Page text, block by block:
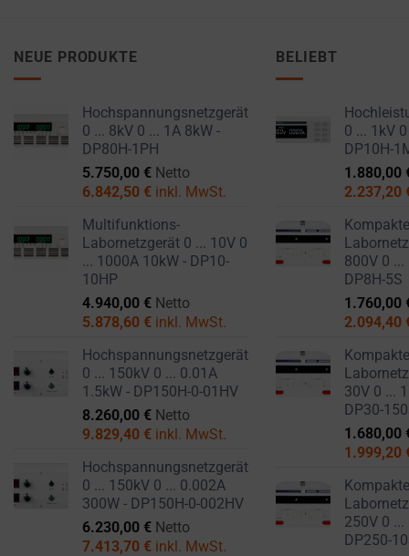
NEUE PRODUKTE
Hochspannungsnetzgerät
0 ... 8kV 0 ... 1A 8kW -
DP80H-1PH
5.750,00 € Netto
6.842,50 € inkl. MwSt.
Multifunktions-
Labornetzgerät 0 ... 10V 0
... 1000A 10kW - DP10-
10HP
4.940,00 € Netto
5.878,60 € inkl. MwSt.
Hochspannungsnetzgerät
0 ... 150kV 0 ... 0.01A
1.5kW - DP150H-0-01HV
8.260,00 € Netto
9.829,40 € inkl. MwSt.
Hochspannungsnetzgerät
0 ... 150kV 0 ... 0.002A
300W - DP150H-0-002HV
6.230,00 € Netto
7.413,70 € inkl. MwSt.
BELIEBT
0 ... 1kV
DP10H-
1.880,00
2.237,20
800V 0 ...
DP8H-5S
1.760,00
2.094,40
30V 0 ...
DP30-
1.680,00
1.999,20
250V 0 ...
DP250-